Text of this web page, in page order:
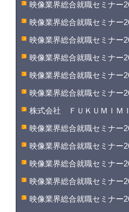
映像業界総合就職セミナー
映像業界総合就職セミナー
映像業界総合就職セミナー
映像業界総合就職セミナー
映像業界総合就職セミナー
映像業界総合就職セミナー
株式会社 ＦＵＫＵＭＩＭＩ
映像業界総合就職セミナー
映像業界総合就職セミナー
映像業界総合就職セミナー
映像業界総合就職セミナー
映像業界総合就職セミナー